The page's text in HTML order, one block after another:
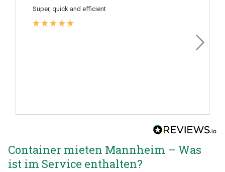
Super, quick and efficient
Container mieten Mannheim – Was
ist im Service enthalten?